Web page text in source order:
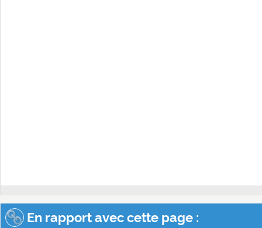
En rapport avec cette page :